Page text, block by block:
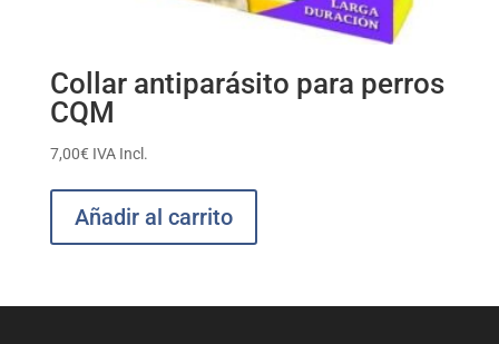
Collar antiparásito para perros
CQM
7,00€ IVA Incl.
Añadir al carrito